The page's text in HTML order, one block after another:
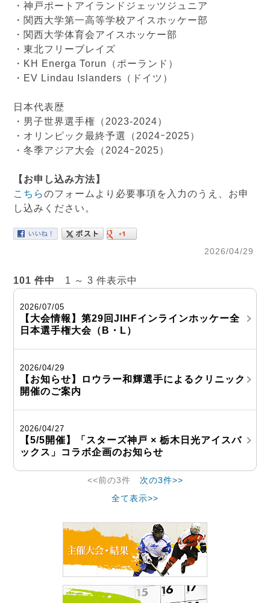
・神戸ポートアイランドジェッツジュニア
・関西大学第一高等学校アイスホッケー部
・関西大学体育会アイスホッケー部
・東北フリーブレイズ
・KH Energa Torun（ポーランド）
・EV Lindau Islanders（ドイツ）
日本代表歴
・男子世界選手権（2023-2024）
・オリンピック最終予選（2024ｰ2025）
・冬季アジア大会（2024ｰ2025）
【お申し込み方法】
こちらのフォームより必要事項を入力のうえ、お申
し込みください。
2026/04/29
101 件中 1 ～ 3 件表示中
2026/07/05
【大会情報】第29回JIHFインラインホッケー全
日本選手権大会（B・L）
2026/04/29
【お知らせ】ロウラー和輝選手によるクリニック
開催のご案内
2026/04/27
【5/5開催】「スターズ神戸 × 栃木日光アイスバ
ックス」コラボ企画のお知らせ
<<前の3件 次の3件>>
全て表示>>